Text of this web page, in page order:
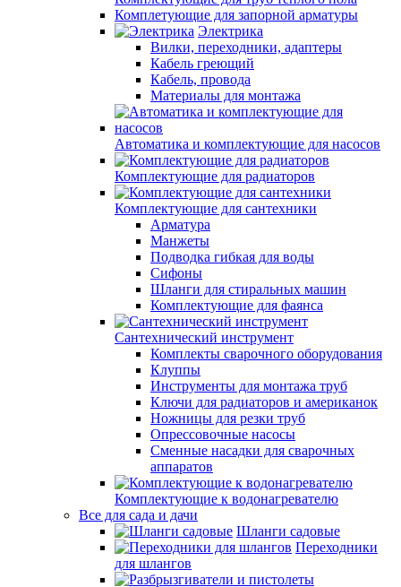
Комплетующие для запорной арматуры
Электрика
Вилки, переходники, адаптеры
Кабель греющий
Кабель, провода
Материалы для монтажа
Автоматика и комплектующие для насосов
Комплектующие для радиаторов
Комплектующие для сантехники
Арматура
Манжеты
Подводка гибкая для воды
Сифоны
Шланги для стиральных машин
Комплектующие для фаянса
Сантехнический инструмент
Комплекты сварочного оборудования
Клуппы
Инструменты для монтажа труб
Ключи для радиаторов и американок
Ножницы для резки труб
Опрессовочные насосы
Сменные насадки для сварочных
аппаратов
Комплектующие к водонагревателю
Все для сада и дачи
Шланги садовые
Переходники
для шлангов